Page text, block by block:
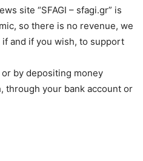
site “SFAGI – sfagi.gr” is
so there is no revenue, we
and if you wish, to support
by depositing money
through your bank account or